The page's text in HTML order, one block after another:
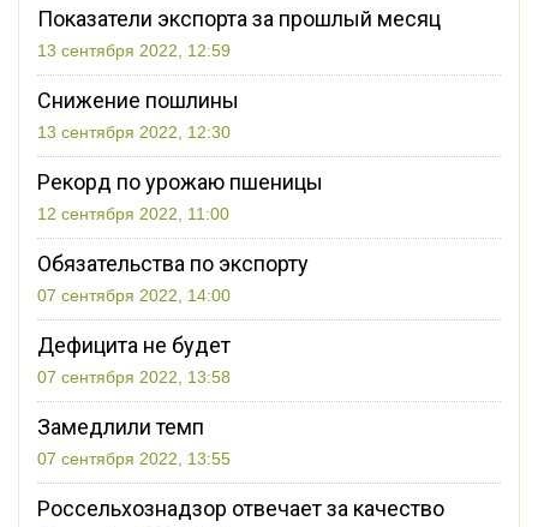
Показатели экспорта за прошлый месяц
13 сентября 2022, 12:59
Снижение пошлины
13 сентября 2022, 12:30
Рекорд по урожаю пшеницы
12 сентября 2022, 11:00
Обязательства по экспорту
07 сентября 2022, 14:00
Дефицита не будет
07 сентября 2022, 13:58
Замедлили темп
07 сентября 2022, 13:55
Россельхознадзор отвечает за качество